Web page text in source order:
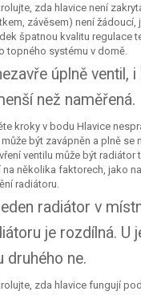
zda hlavice není
závěsem) není žádoucí,
špatnou kvalitu regulace
topného systému v domě.
úplně ventil,
než naměřená.
kroky v bodu Hlavice
být zavápněn a plně se
ventilu může být radiátor
na několika faktorech, jako
radiátoru.
radiátor v
je rozdílná. U
druhého ne.
zda hlavice fungují